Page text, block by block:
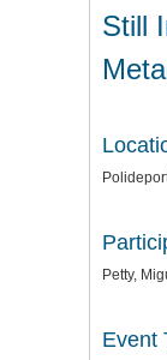
Still
Petty,
Event